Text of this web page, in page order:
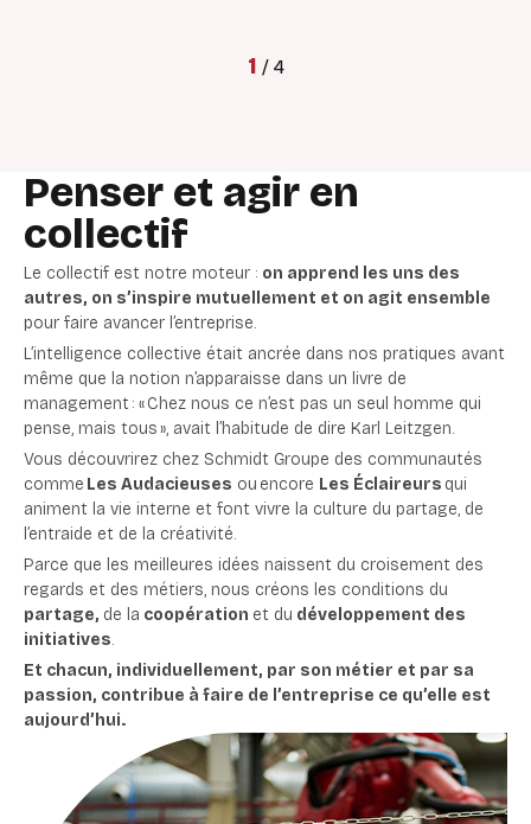
1 / 4
Penser et agir en
collectif
Le collectif est notre moteur : on apprend les uns des
autres, on s’inspire mutuellement et on agit ensemble
pour faire avancer l’entreprise.
L’intelligence collective était ancrée dans nos pratiques avant
même que la notion n’apparaisse dans un livre de
management : « Chez nous ce n’est pas un seul homme qui
pense, mais tous », avait l’habitude de dire Karl Leitzgen.
Vous découvrirez chez Schmidt Groupe des communautés
comme Les Audacieuses ou encore Les Éclaireurs qui
animent la vie interne et font vivre la culture du partage, de
l’entraide et de la créativité.
Parce que les meilleures idées naissent du croisement des
regards et des métiers, nous créons les conditions du
partage, de la coopération et du développement des
initiatives.
Et chacun, individuellement, par son métier et par sa
passion, contribue à faire de l’entreprise ce qu’elle est
aujourd’hui.